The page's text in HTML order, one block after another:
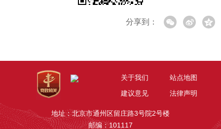
分享到：
关于我们
站点地图
建议意见
法律声明
地址：北京市通州区留庄路3号院2号楼
邮编：101117